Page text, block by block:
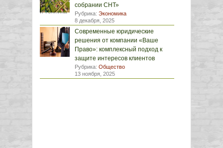
собрании СНТ»
Рубрика: Экономика
8 декабря, 2025
Современные юридические
решения от компании «Ваше
Право»: комплексный подход к
защите интересов клиентов
Рубрика: Общество
13 ноября, 2025